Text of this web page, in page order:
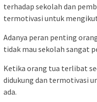
terhadap sekolah dan
termotivasi untuk
Adanya peran penting
tidak mau sekolah sangat
Ketika orang tua terlibat
didukung dan termotivasi
ada.